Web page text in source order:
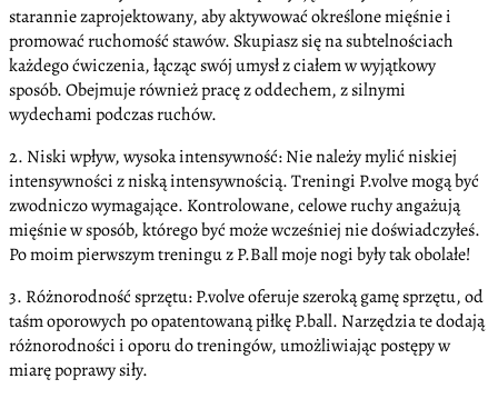
starannie zaprojektowany, aby aktywować określone mięśnie i
promować ruchomość stawów. Skupiasz się na subtelnościach
każdego ćwiczenia, łącząc swój umysł z ciałem w wyjątkowy
sposób. Obejmuje również pracę z oddechem, z silnymi
wydechami podczas ruchów.
2. Niski wpływ, wysoka intensywność: Nie należy mylić niskiej
intensywności z niską intensywnością. Treningi P.volve mogą być
zwodniczo wymagające. Kontrolowane, celowe ruchy angażują
mięśnie w sposób, którego być może wcześniej nie doświadczyłeś.
Po moim pierwszym treningu z P.Ball moje nogi były tak obolałe!
3. Różnorodność sprzętu: P.volve oferuje szeroką gamę sprzętu, od
taśm oporowych po opatentowaną piłkę P.ball. Narzędzia te dodają
różnorodności i oporu do treningów, umożliwiając postępy w
miarę poprawy siły.